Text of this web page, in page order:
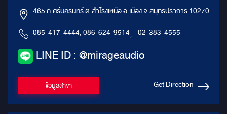
465 ถ.ศรีนครินทร์ ต.สำโรงเหนือ อ.เมือง จ.สมุทรปราการ 10270
085-417-4444, 086-624-9514, 02-383-4555
LINE ID : @mirageaudio
ข้อมูลสาขา Get Direction